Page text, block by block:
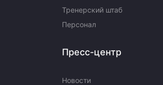
Тренерский штаб
Персонал
Пресс-центр
Новости